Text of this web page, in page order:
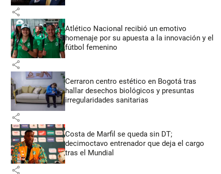
share
Atlético Nacional recibió un emotivo
homenaje por su apuesta a la innovación y el
fútbol femenino
share
Cerraron centro estético en Bogotá tras
hallar desechos biológicos y presuntas
irregularidades sanitarias
share
Costa de Marfil se queda sin DT;
decimoctavo entrenador que deja el cargo
tras el Mundial
share